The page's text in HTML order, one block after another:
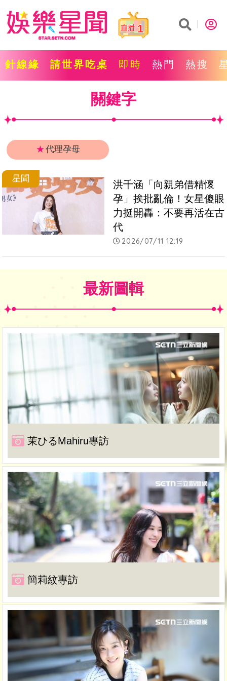
1
針線緣 請世界吃桌 即時 熱門 熱搜
關鍵字
★代理孕母
星聞
洪千涵「向親弟借精懷
孕」挨批亂倫！女星傻眼
力挺開轟：不要再活在古
代
2026/07/11 12:19
最新圖輯
茉ひるMahiru專訪
簡莉紋專訪